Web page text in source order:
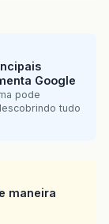
Google
pode
tudo
maneira